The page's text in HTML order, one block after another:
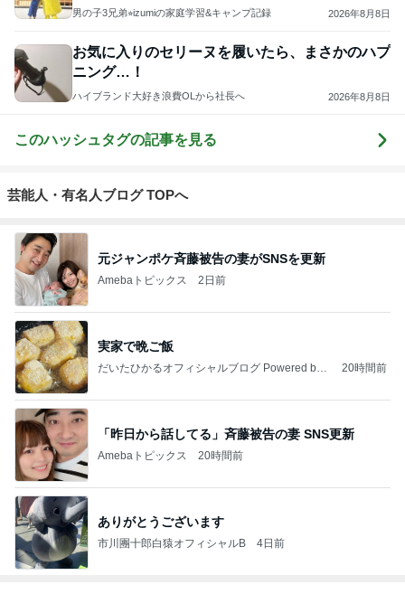
男の子3兄弟⭐︎izumiの家庭学習&キャンプ記録 2026年8月8日
お気に入りのセリーヌを履いたら、まさかのハプ
ニング…！
ハイブランド大好き浪費OLから社長へ 2026年8月8日
このハッシュタグの記事を見る
芸能人・有名人ブログ TOPへ
元ジャンポケ斉藤被告の妻がSNSを更新
Amebaトピックス 2日前
実家で晩ご飯
だいたひかるオフィシャルブログ Powered by
20時間前
「昨日から話してる」斉藤被告の妻 SNS更新
Amebaトピックス 20時間前
ありがとうございます
市川團十郎白猿オフィシャルB 4日前